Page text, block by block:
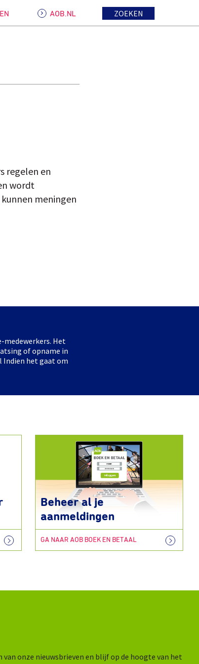
AOB.NL ZOEKEN
regelen en
wordt
meningen
Het
of opname in
Indien het gaat om
Beheer al je
aanmeldingen
GA NAAR AOB BOEK EN BETAAL
van onze nieuwsbrieven en blijf op de hoogte van het